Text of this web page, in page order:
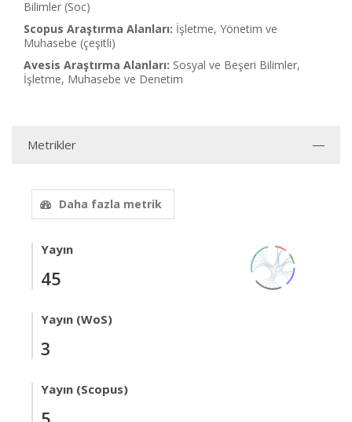
Bilimler (Soc)
Scopus Araştırma Alanları: İşletme, Yönetim ve
Muhasebe (çeşitli)
Avesis Araştırma Alanları: Sosyal ve Beşeri Bilimler,
İşletme, Muhasebe ve Denetim
Metrikler
Daha fazla metrik
Yayın
45
Yayın (WoS)
3
Yayın (Scopus)